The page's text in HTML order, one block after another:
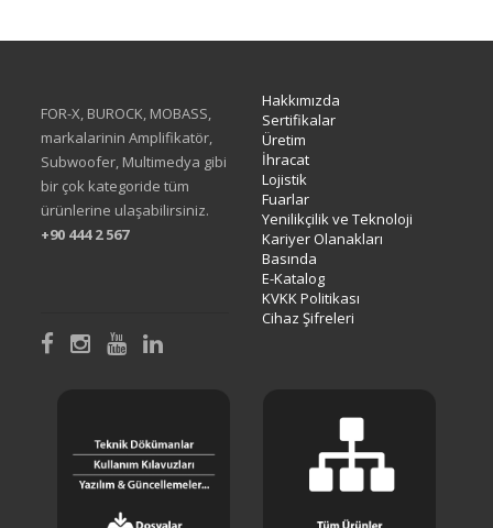
FOR-X, BUROCK, MOBASS,
markalarinin Amplifikatör,
Subwoofer, Multimedya gibi
bir çok kategoride tüm
ürünlerine ulaşabilirsiniz.
+90 444 2 567
Hakkımızda
Sertifikalar
Üretim
İhracat
Lojistik
Fuarlar
Yenilikçilik ve Teknoloji
Kariyer Olanakları
Basında
E-Katalog
KVKK Politikası
Cihaz Şifreleri